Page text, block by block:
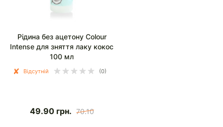
Рідина без ацетону Colour
Intense для зняття лаку кокос
100 мл
Відсутній (0)
49.90 грн. 70.10